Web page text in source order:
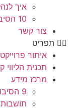
איך
10 הסיבות מדוע כדאי להשקיע בדירה חדשה בחו”ל בשלב הפריסייל
צור קשר
תפריט
איתור
תכנית הליווי
מרכז מידע
9 הסיבות מדוע כדאי להשקיע בקפריסין